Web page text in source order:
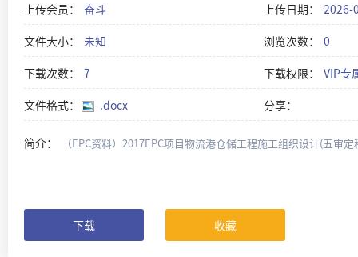
上传会员： 奋斗 上传日期：
2026-
文件大小：
未知 浏览次数：
0
下载次数：
7 下载权限：
VIP专
文件格式：
.docx 分享：
简介： （EPC资料）2017EPC项目物流港仓储工程施工组织设计(五审
下载 收藏